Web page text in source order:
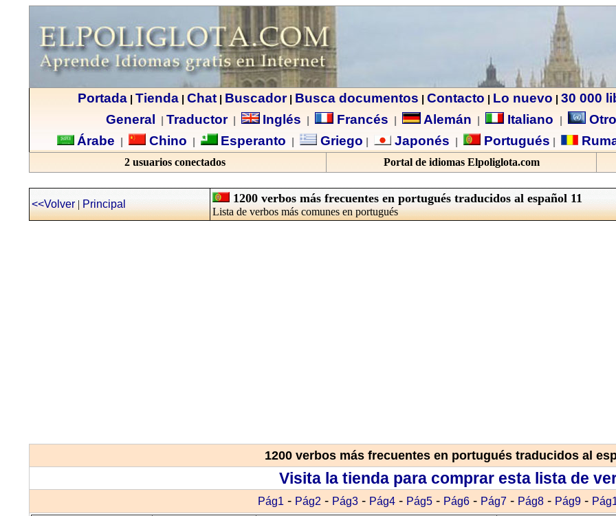
Portada| Tienda| Chat| Buscador| Busca documentos Contacto Lo nuevo
30 000
General
Traductor| Inglés Francés Alemán Italiano
Árabe
Chino Esperanto Griego Japonés Portugués
2 usuarios conectados Portal de idiomas Elpoliglota.com
<<Volver|Principal 1200 verbos más frecuentes en portugués traducidos al español 11
Lista de verbos más comunes en portugués
1200 verbos más frecuentes en portugués traducidos al
Visita la tienda para comprar esta lista de
Pág1 - Pág2 - Pág3- Pág4- Pág5- Pág6- Pág7- Pág8- Pág9-